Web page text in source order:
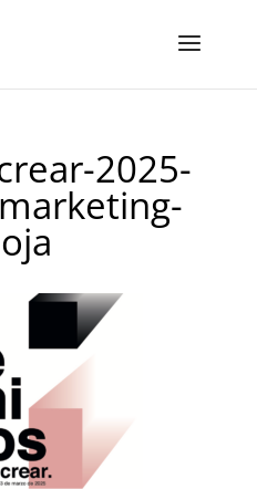
2025-